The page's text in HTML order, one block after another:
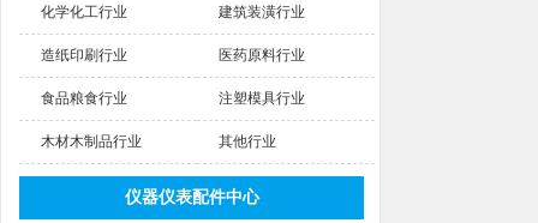
化学化工行业 建筑装潢行业
造纸印刷行业 医药原料行业
食品粮食行业 注塑模具行业
木材木制品行业 其他行业
仪器仪表配件中心